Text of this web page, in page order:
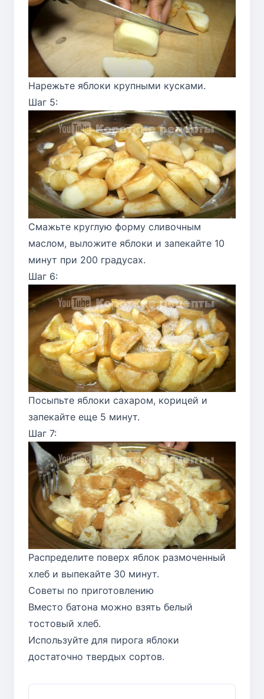
Нарежьте яблоки крупными кусками.
Шаг 5:
Смажьте круглую форму сливочным
маслом, выложите яблоки и запекайте 10
минут при 200 градусах.
Шаг 6:
Посыпьте яблоки сахаром, корицей и
запекайте еще 5 минут.
Шаг 7:
Распределите поверх яблок размоченный
хлеб и выпекайте 30 минут.
Советы по приготовлению
Вместо батона можно взять белый
тостовый хлеб.
Используйте для пирога яблоки
достаточно твердых сортов.